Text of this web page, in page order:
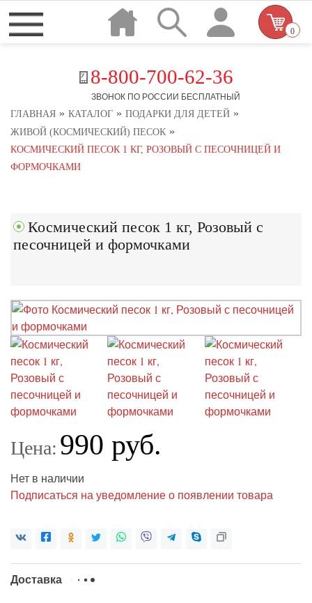
8-800-700-62-36
ЗВОНОК ПО РОССИИ БЕСПЛАТНЫЙ
0
ГЛАВНАЯ » КАТАЛОГ » ПОДАРКИ ДЛЯ ДЕТЕЙ »
ЖИВОЙ (КОСМИЧЕСКИЙ) ПЕСОК »
КОСМИЧЕСКИЙ ПЕСОК 1 КГ, РОЗОВЫЙ С ПЕСОЧНИЦЕЙ И
ФОРМОЧКАМИ
Космический песок 1 кг, Розовый с
песочницей и формочками
Цена: 990 руб.
Нет в наличии
Подписаться на уведомление о появлении товара
Доставка